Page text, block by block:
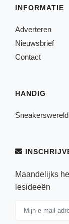
INFORMATIE
Adverteren
Nieuwsbrief
Contact
HANDIG
Maandelijks
lesideeën